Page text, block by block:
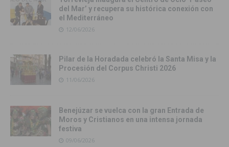
del Mar’ y recupera su histórica conexión con
el Mediterráneo
12/06/2026
Pilar de la Horadada celebró la Santa Misa y la
Procesión del Corpus Christi 2026
11/06/2026
Benejúzar se vuelca con la gran Entrada de
Moros y Cristianos en una intensa jornada
festiva
09/06/2026